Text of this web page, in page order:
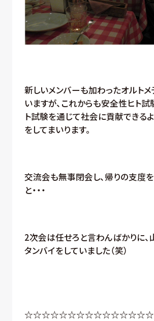
新しいメンバーも加わったオルトメ
いますが、これからも安全性ヒト
ト試験を通じて社会に貢献できる
をしてまいります。
交流会も無事閉会し、帰りの支度
と・・・
2次会は任せろと言わんばかりに、
タンバイをしていました（笑）